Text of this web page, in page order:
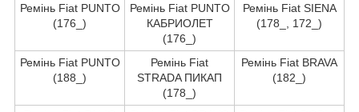
Ремінь Fiat PUNTO
(176_)
Ремінь Fiat PUNTO
КАБРИОЛЕТ
(176_)
Ремінь Fiat SIENA
(178_, 172_)
Ремінь Fiat PUNTO
(188_)
Ремінь Fiat
STRADA ПИКАП
(178_)
Ремінь Fiat BRAVA
(182_)